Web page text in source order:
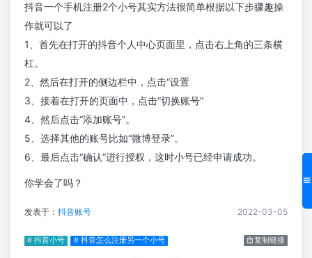
抖音一个手机注册2个小号其实方法很简单根据以下步骤趣操
作就可以了
1、首先在打开的抖音个人中心页面里，点击右上角的三条横
杠。
2、然后在打开的侧边栏中，点击“设置
3、接着在打开的页面中，点击“切换账号”
4、然后点击“添加账号”。
5、选择其他的账号比如“微博登录”。
6、最后点击“确认”进行授权，这时小号已经申请成功。
你学会了吗？
发表于： 抖音账号 2022-03-05
# 抖音小号 # 抖音怎么注册另一个小号 复制链接